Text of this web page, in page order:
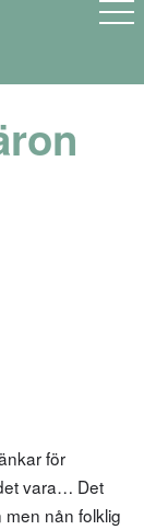
för
vara… Det
nån folklig